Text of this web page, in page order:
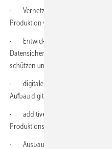
· Vernetzung von ERP- und
Produktion von morgen (Industrie
· Entwicklung und
Datensicherheitskonzepts, um
schützen und Cyber-Attacken
· digitale Plattformen, Apps und
Aufbau digitaler Plattformkonzepte
· additive Fertigungsverfahren
Produktionsmethode in der Fertigung
· Ausbau innerbetrieblicher